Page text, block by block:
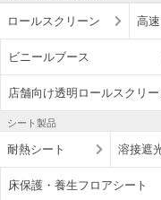
ロールスクリーン 高
ビニールブース
店舗向け透明ロールスクリー
シート製品
耐熱シート 溶接遮
床保護・養生フロアシート